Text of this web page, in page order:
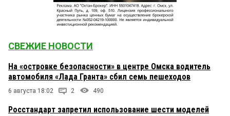
СВЕЖИЕ НОВОСТИ
На «островке безопасности» в центре Омска водитель
автомобиля «Лада Гранта» сбил семь пешеходов
6 августа 18:02 2 490
Росстандарт запретил использование шести моделей